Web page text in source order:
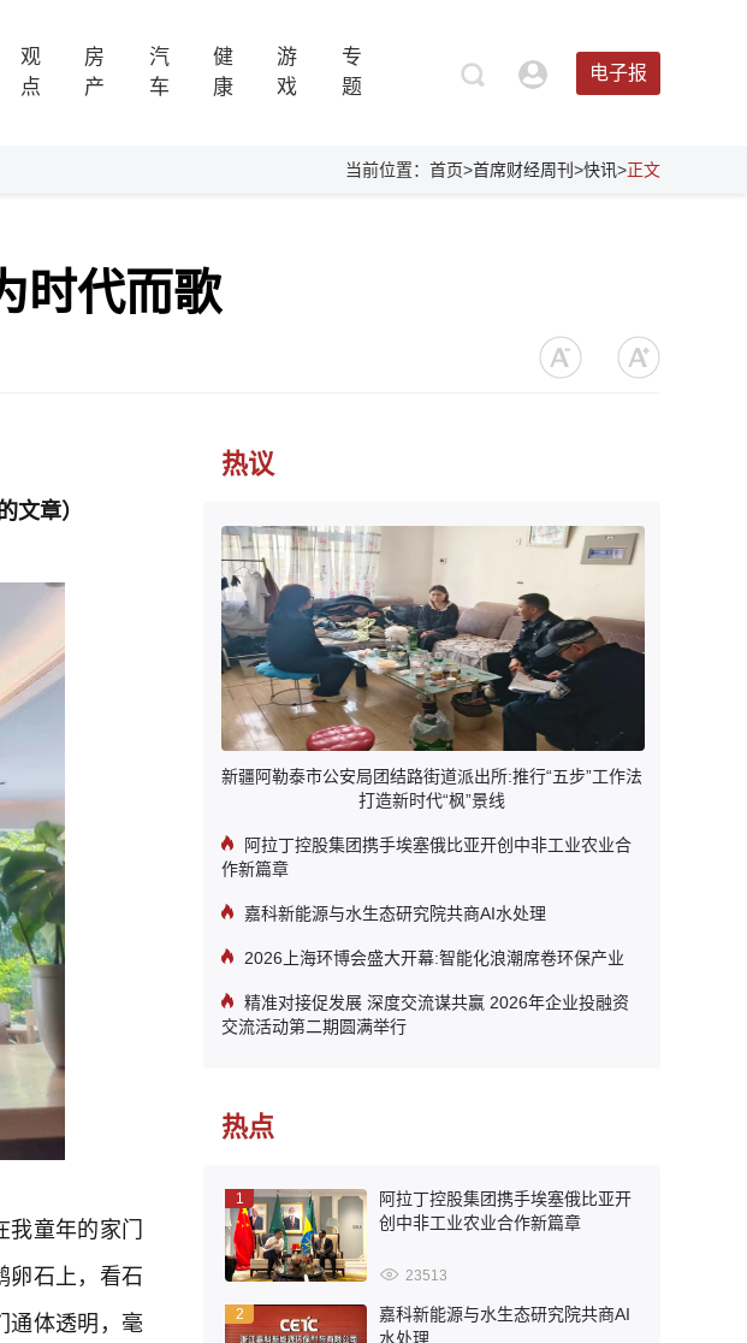
观
点
房
产
汽
车
健
康
游
戏
专
题
电子报
当前位置：首页>首席财经周刊 >快讯>正文
时代而歌
文章）
童年的家门
卵石上，看石
通体透明，毫
热议
新疆阿勒泰市公安局团结路街道派出所:推行“五步”工作法
打造新时代“枫”景线
阿拉丁控股集团携手埃塞俄比亚开创中非工业农业合
作新篇章
嘉科新能源与水生态研究院共商AI水处理
2026上海环博会盛大开幕:智能化浪潮席卷环保产业
精准对接促发展 深度交流谋共赢 2026年企业投融资
交流活动第二期圆满举行
热点
1
阿拉丁控股集团携手埃塞俄比亚开
创中非工业农业合作新篇章
23513
2
嘉科新能源与水生态研究院共商AI
水处理